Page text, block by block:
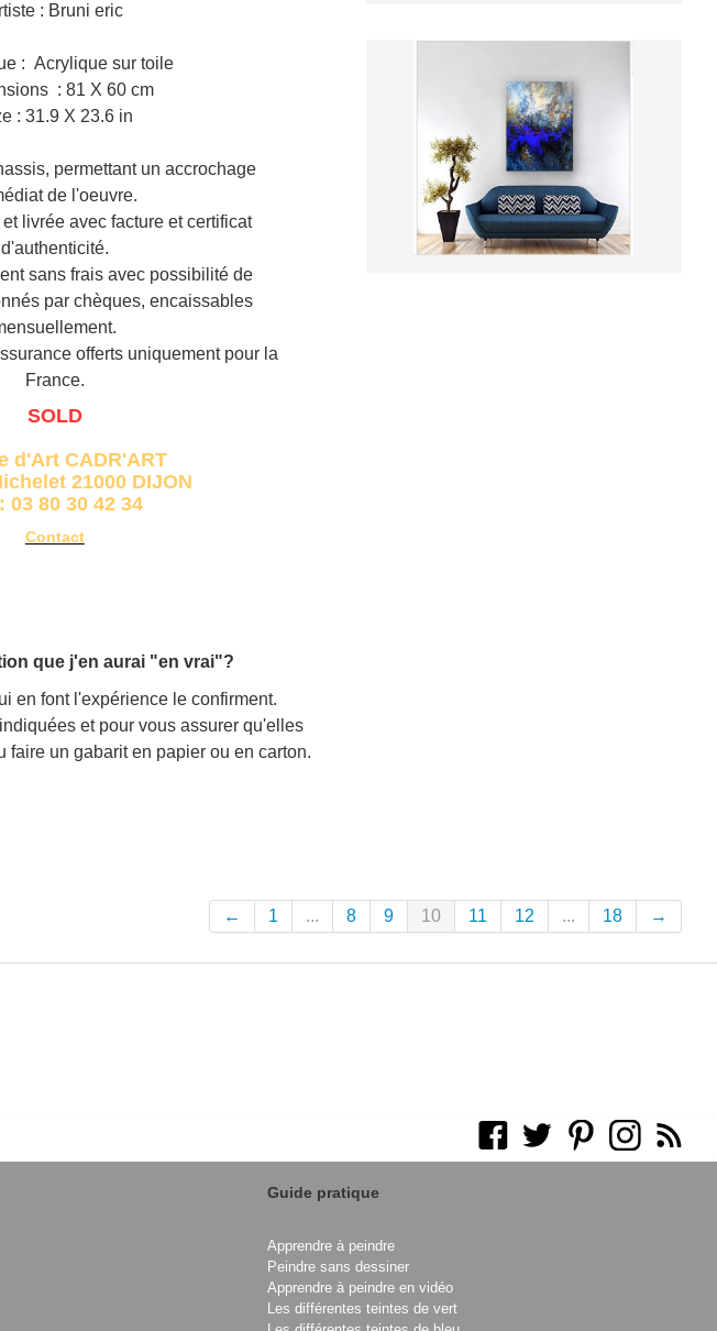
: Bruni eric
: Acrylique sur toile
: 81 X 60 cm
: 31.9 X 23.6 in
permettant un accrochage
de l'oeuvre.
livrée avec facture et certificat
d'authenticité.
sans frais avec possibilité de
par chèques, encaissables
offerts uniquement pour la
France.
SOLD
d'Art CADR'ART
21000 DIJON
03 80 30 42 34
Contact
que j'en aurai "en vrai"?
en font l'expérience le confirment.
et pour vous assurer qu'elles
un gabarit en papier ou en carton.
← 1 ... 8 9 10 11 12 ... 18 →
Guide pratique
Apprendre à peindre
Peindre sans dessiner
Apprendre à peindre en vidéo
Les différentes teintes de vert